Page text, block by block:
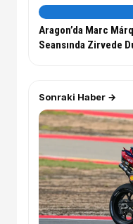
Aragon’da Marc
Seansında Zirvede
Sonraki Haber →